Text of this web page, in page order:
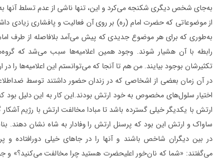
به‌جای شخص دیگری شکنجه می‌کرد و این، تنها ناشی از عدم تسلط آنها
از موضوعاتی که حضرت امام (ره) بر روی آن فعالیت و پافشاری زیادی
به‌طوری که برای هر موضوع جدیدی که پیش می‌آمد بلافاصله از طرف
رابطه با آن هشیار شوند. وجود همین اعلامیه‌ها سبب می‌شد که
تکثیرشان بوجود بیایند. من هم تا آنجا که می‌توانستم این اعلامیه‌ها را
در آن زمان بعضی از اشخاصی که در زندان حضور داشتند توسط
اختیار سلول‌های مخصوص به خود ارتش بودند.این کار به این دلیل بود
ارتش با یکدیگر خیلی گسترده باشد تا مبادا مخالفت ارتش با رژیم
ساواک و ارتش این بود که پرسنل ارتش را وفادار به شاه نشان دهند.
در بین دیگران شاخص باشند و آنها را در جاهای خیلی دورافتاده و
می‌گفتند: «شما که نان‌خور اعلیحضرت هستید چرا مخالفت می‌کنید؟»